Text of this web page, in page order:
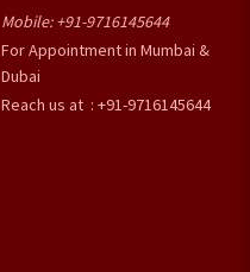
Mobile:+91-9716145644
For Appointment in Mumbai &
Dubai
Reach us at : +91-9716145644